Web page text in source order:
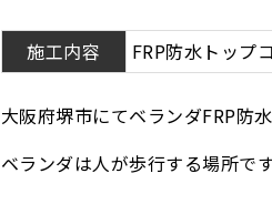
施工内容 FRP防水トップ
大阪府堺市にてベランダFRP防
ベランダは人が歩行する場所で